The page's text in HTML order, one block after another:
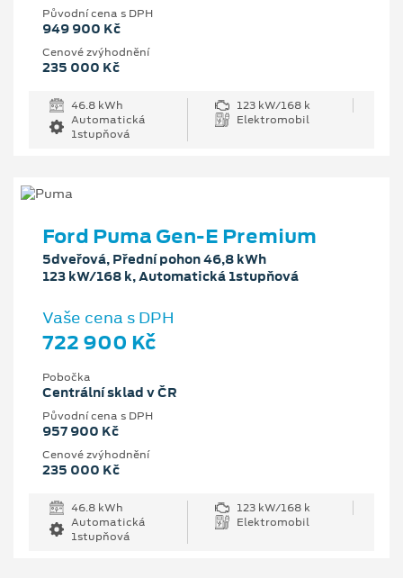
Původní cena s DPH
949 900 Kč
Cenové zvýhodnění
235 000 Kč
46.8 kWh
123 kW/168 k
Automatická
1stupňová
Elektromobil
Ford Puma Gen-E Premium
5dveřová, Přední pohon 46,8 kWh
123 kW/168 k, Automatická 1stupňová
Vaše cena s DPH
722 900 Kč
Pobočka
Centrální sklad v ČR
Původní cena s DPH
957 900 Kč
Cenové zvýhodnění
235 000 Kč
46.8 kWh
123 kW/168 k
Automatická
1stupňová
Elektromobil